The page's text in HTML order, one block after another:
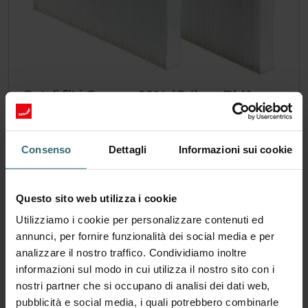
Consenso Dettagli Informazioni sui cookie
Questo sito web utilizza i cookie
Utilizziamo i cookie per personalizzare contenuti ed
annunci, per fornire funzionalità dei social media e per
analizzare il nostro traffico. Condividiamo inoltre
informazioni sul modo in cui utilizza il nostro sito con i
nostri partner che si occupano di analisi dei dati web,
pubblicità e social media, i quali potrebbero combinarle
Set di filtri Coarse 60% (G4) + ePM1
50% (F7)
un filtro ePM1 50% (F7).
Numero di catalogo: 527005190
33.92
escl. spese di spedizione
Aggiungi al carrello